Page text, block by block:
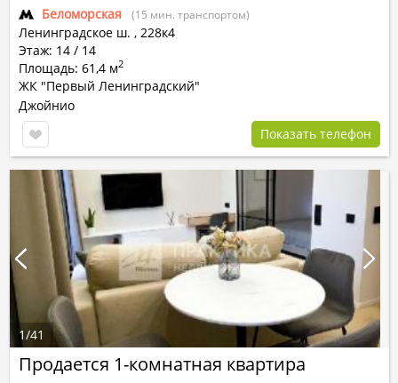
Беломорская (15 мин. транспортом)
Ленинградское ш. , 228к4
Этаж: 14 / 14
Площадь: 61,4 м2
ЖК "Первый Ленинградский"
Джойнио
Показать телефон
Продается 1-комнатная квартира
1/41